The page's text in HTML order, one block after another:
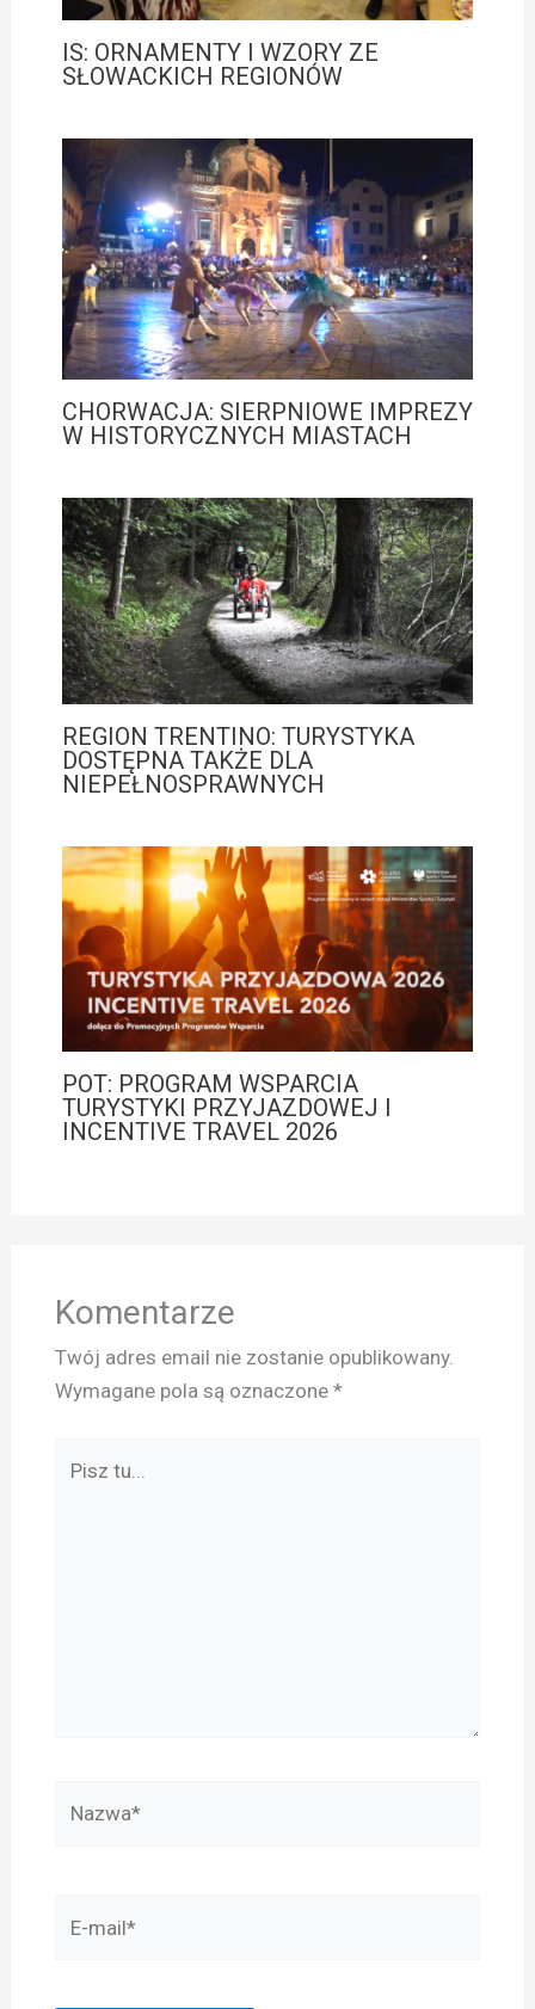
IS: ORNAMENTY I WZORY ZE
SŁOWACKICH REGIONÓW
CHORWACJA: SIERPNIOWE IMPREZY
W HISTORYCZNYCH MIASTACH
REGION TRENTINO: TURYSTYKA
DOSTĘPNA TAKŻE DLA
NIEPEŁNOSPRAWNYCH
POT: PROGRAM WSPARCIA
TURYSTYKI PRZYJAZDOWEJ I
INCENTIVE TRAVEL 2026
Komentarze
Twój adres email nie zostanie opublikowany.
Wymagane pola są oznaczone *
mail*